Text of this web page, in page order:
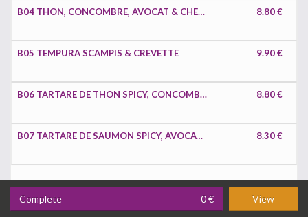
B04 THON, CONCOMBRE, AVOCAT & CHEESE 8.80 €
B05 TEMPURA SCAMPIS & CREVETTE 9.90 €
B06 TARTARE DE THON SPICY, CONCOMBRE & AVOCAT 8.80 €
B07 TARTARE DE SAUMON SPICY, AVOCAT & EDAMAME 8.30 €
Complete 0 € View